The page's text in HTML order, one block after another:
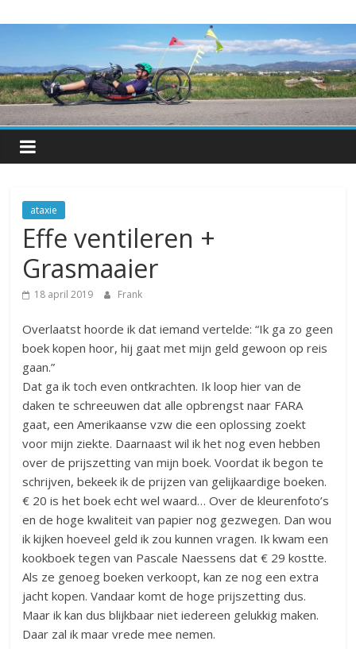
toHetkan.be
leven
met
een
progressieve
spierziekte
ataxie
Effe ventileren +
Grasmaaier
18 april 2019 Frank
Overlaatst hoorde ik dat iemand vertelde: “Ik ga zo geen
boek kopen hoor, hij gaat met mijn geld gewoon op reis
gaan.”
Dat ga ik toch even ontkrachten. Ik loop hier van de
daken te schreeuwen dat alle opbrengst naar FARA
gaat, een Amerikaanse vzw die een oplossing zoekt
voor mijn ziekte. Daarnaast wil ik het nog even hebben
over de prijszetting van mijn boek. Voordat ik begon te
schrijven, bekeek ik de prijzen van gelijkaardige boeken.
€ 20 is het boek echt wel waard… Over de kleurenfoto’s
en de hoge kwaliteit van papier nog gezwegen. Dan wou
ik kijken hoeveel geld ik zou kunnen vragen. Ik kwam een
kookboek tegen van Pascale Naessens dat € 29 kostte.
Als ze genoeg boeken verkoopt, kan ze nog een extra
jacht kopen. Vandaar komt de hoge prijszetting dus.
Maar ik kan dus blijkbaar niet iedereen gelukkig maken.
Daar zal ik maar vrede mee nemen.